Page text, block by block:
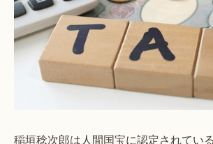
稲垣稔次郎は人間国宝に認定されてい